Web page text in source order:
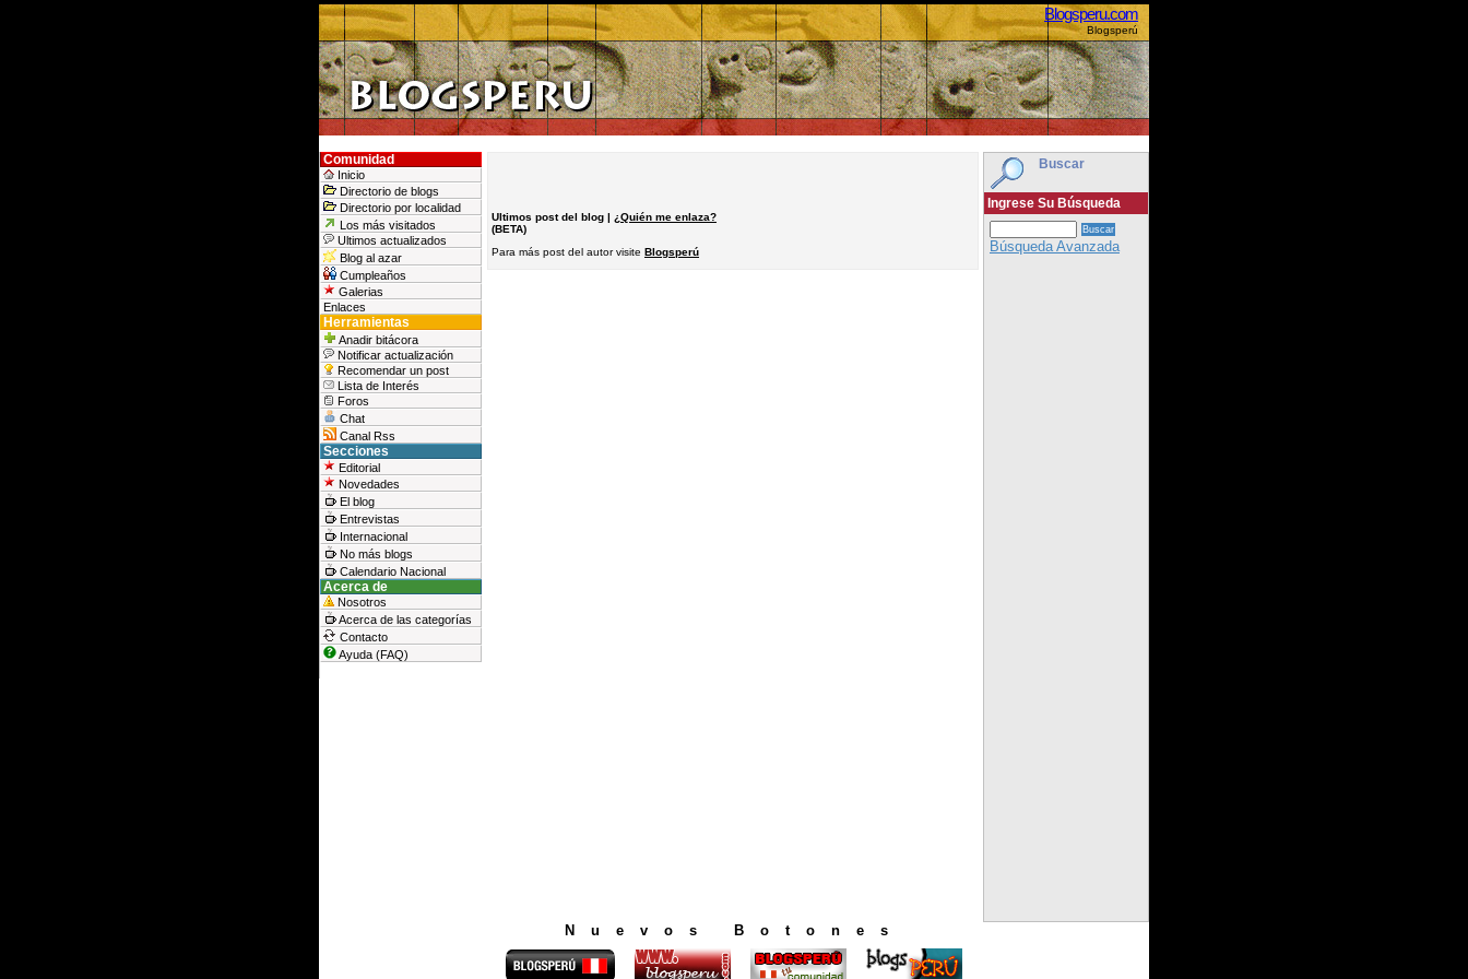
Blogsperu.com
Blogsperú
Buscar
Ingrese Su Búsqueda
Búsqueda Avanzada
Comunidad
Inicio
Directorio de blogs
Directorio por localidad
Los más visitados
Ultimos actualizados
Blog al azar
Cumpleaños
Galerias
Enlaces
Herramientas
Anadir bitácora
Notificar actualización
Recomendar un post
Lista de Interés
Foros
Chat
Canal Rss
Secciones
Editorial
Novedades
El blog
Entrevistas
Internacional
No más blogs
Calendario Nacional
Acerca de
Nosotros
Acerca de las categorías
Contacto
Ayuda (FAQ)
Ultimos post del blog | ¿Quién me enlaza?
(BETA)
Para más post del autor visite Blogsperú
Nuevos Botones